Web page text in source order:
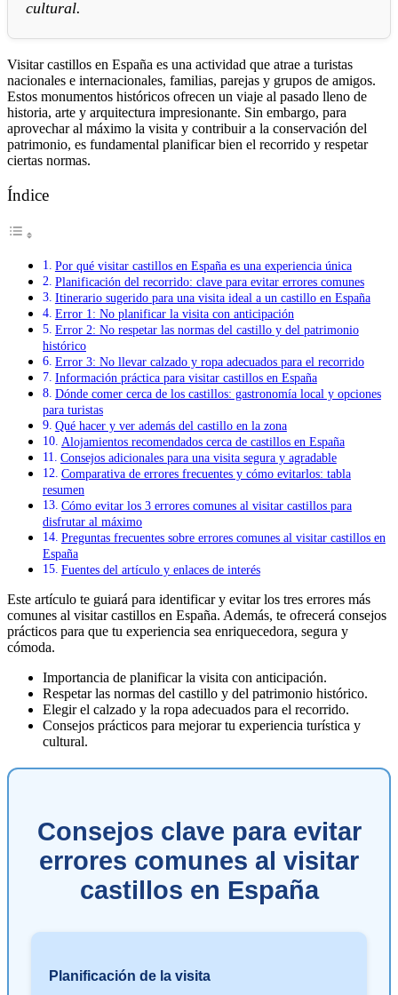
cultural.
Visitar castillos en España es una actividad que atrae a turistas
nacionales e internacionales, familias, parejas y grupos de amigos.
Estos monumentos históricos ofrecen un viaje al pasado lleno de
historia, arte y arquitectura impresionante. Sin embargo, para
aprovechar al máximo la visita y contribuir a la conservación del
patrimonio, es fundamental planificar bien el recorrido y respetar
ciertas normas.
Índice
Por qué visitar castillos en España es una experiencia única
Planificación del recorrido: clave para evitar errores comunes
Itinerario sugerido para una visita ideal a un castillo en España
Error 1: No planificar la visita con anticipación
Error 2: No respetar las normas del castillo y del patrimonio
histórico
Error 3: No llevar calzado y ropa adecuados para el recorrido
Información práctica para visitar castillos en España
Dónde comer cerca de los castillos: gastronomía local y opciones
para turistas
Qué hacer y ver además del castillo en la zona
Alojamientos recomendados cerca de castillos en España
Consejos adicionales para una visita segura y agradable
Comparativa de errores frecuentes y cómo evitarlos: tabla
resumen
Cómo evitar los 3 errores comunes al visitar castillos para
disfrutar al máximo
Preguntas frecuentes sobre errores comunes al visitar castillos en
España
Fuentes del artículo y enlaces de interés
Este artículo te guiará para identificar y evitar los tres errores más
comunes al visitar castillos en España. Además, te ofrecerá consejos
prácticos para que tu experiencia sea enriquecedora, segura y
cómoda.
Importancia de planificar la visita con anticipación.
Respetar las normas del castillo y del patrimonio histórico.
Elegir el calzado y la ropa adecuados para el recorrido.
Consejos prácticos para mejorar tu experiencia turística y
cultural.
Consejos clave para evitar
errores comunes al visitar
castillos en España
Planificación de la visita